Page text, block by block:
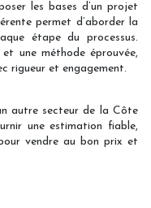
les bases d’un projet
permet d’aborder la
étape du processus.
une méthode éprouvée,
rigueur et engagement.
autre secteur de la Côte
une estimation fiable,
vendre au bon prix et